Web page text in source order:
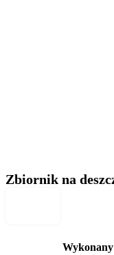
Zbiornik na